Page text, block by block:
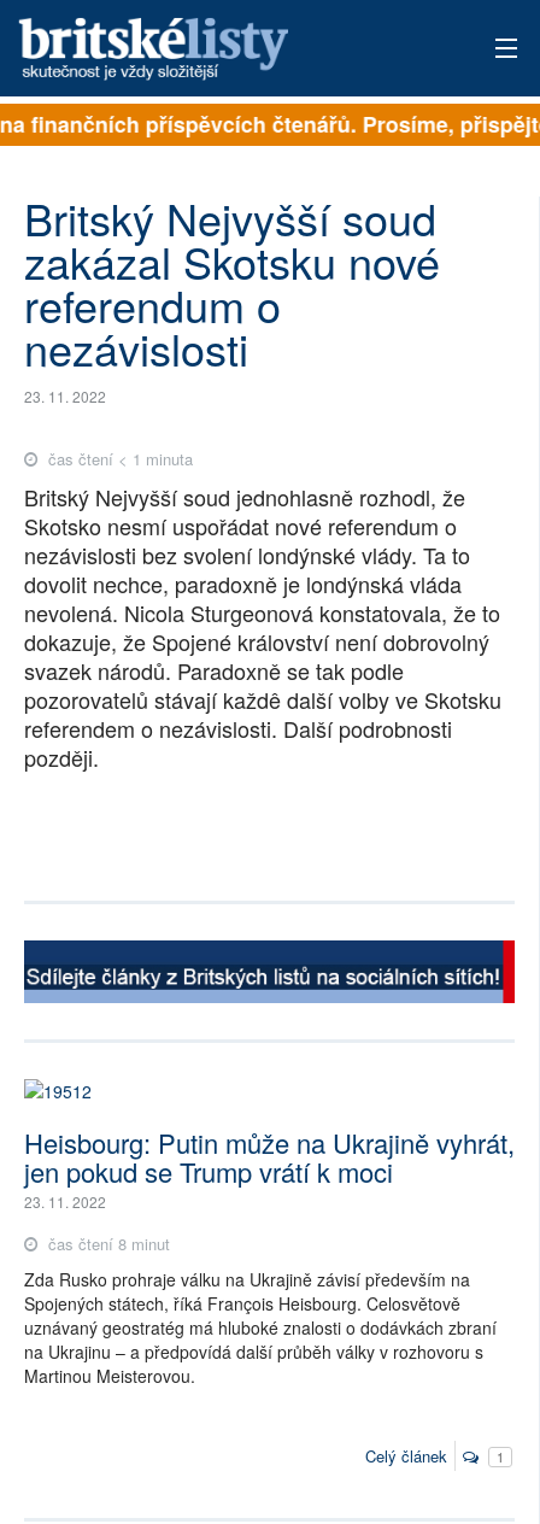
PŘIHLÁSIT
ARCHIV
ROZHOVORY
TÉMATA
NEJČTENĚJŠÍ ZA 7 DNÍ
AUTOŘI
PŘÍSPĚVKY NA PROVOZ
SOCIÁLNÍ SÍTĚ
RUBRIKY
PLNÁ VERZE STRÁNEK
na finančních příspěvcích čtenářů. Prosíme,
Britský Nejvyšší soud
zakázal Skotsku nové
referendum o
nezávislosti
23. 11. 2022
čas čtení < 1 minuta
Britský Nejvyšší soud jednohlasně rozhodl, že
Skotsko nesmí uspořádat nové referendum o
nezávislosti bez svolení londýnské vlády. Ta to
dovolit nechce, paradoxně je londýnská vláda
nevolená. Nicola Sturgeonová konstatovala, že to
dokazuje, že Spojené království není dobrovolný
svazek národů. Paradoxně se tak podle
pozorovatelů stávají každê další volby ve Skotsku
referendem o nezávislosti. Další podrobnosti
později.
Heisbourg: Putin může na Ukrajině vyhrát,
jen pokud se Trump vrátí k moci
23. 11. 2022
čas čtení 8 minut
Zda Rusko prohraje válku na Ukrajině závisí především na
Spojených státech, říká François Heisbourg. Celosvětově
uznávaný geostratég má hluboké znalosti o dodávkách zbraní
na Ukrajinu – a předpovídá další průběh války v rozhovoru s
Martinou Meisterovou.
Celý článek 1